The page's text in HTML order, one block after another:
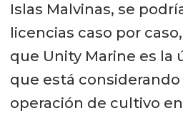
Islas Malvinas, se
licencias caso por
que Unity Marine es la
que está
operación de cultivo